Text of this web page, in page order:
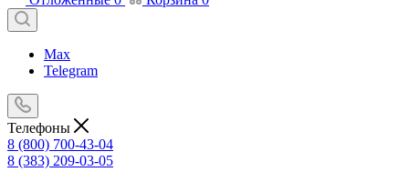
Max
Telegram
Телефоны
8 (800) 700-43-04
8 (383) 209-03-05